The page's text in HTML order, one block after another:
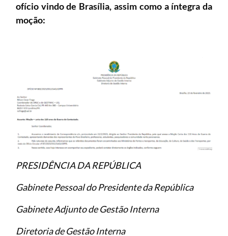
ofício vindo de Brasília, assim como a íntegra da
moção:
PRESIDÊNCIA DA REPÚBLICA
Gabinete Pessoal do Presidente da República
Gabinete Adjunto de Gestão Interna
Diretoria de Gestão Interna